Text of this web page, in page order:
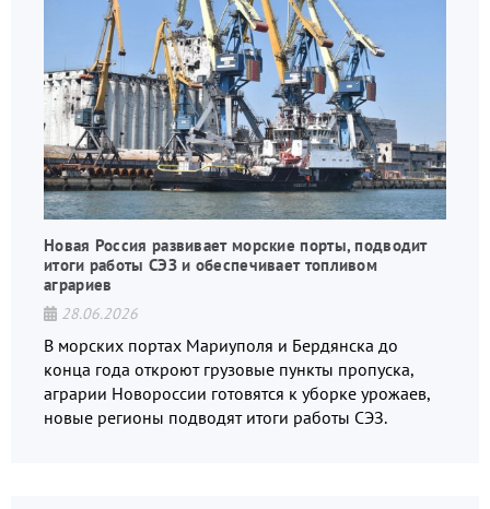
Новая Россия развивает морские порты, подводит
итоги работы СЭЗ и обеспечивает топливом
аграриев
28.06.2026
В морских портах Мариуполя и Бердянска до
конца года откроют грузовые пункты пропуска,
аграрии Новороссии готовятся к уборке урожаев,
новые регионы подводят итоги работы СЭЗ.